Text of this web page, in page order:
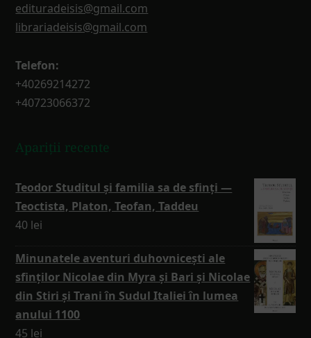
edituradeisis@gmail.com
librariadeisis@gmail.com
Telefon:
+40269214272
+40723066372
Apariții recente
Teodor Studitul și familia sa de sfinți —
Teoctista, Platon, Teofan, Taddeu
40 lei
Minunatele aventuri duhovnicești ale
sfinților Nicolae din Myra și Bari și Nicolae
din Stiri și Trani în Sudul Italiei în lumea
anului 1100
45 lei